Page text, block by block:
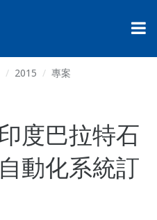
2015
專案
度巴拉特石
動化系統訂